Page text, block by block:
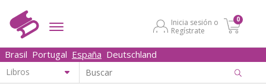
Inicia sesión o
Regístrate
0
Brasil Portugal España Deutschland